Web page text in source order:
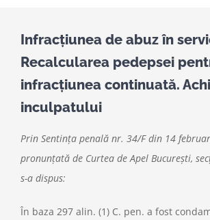
Infracţiunea de abuz în
Recalcularea pedepsei
infracţiunea continuată.
inculpatului
Prin Sentinţa penală nr. 34/F din 14
pronunţată de Curtea de Apel Bucureşti,
s-a dispus:
În baza 297 alin. (1) C. pen. a fost